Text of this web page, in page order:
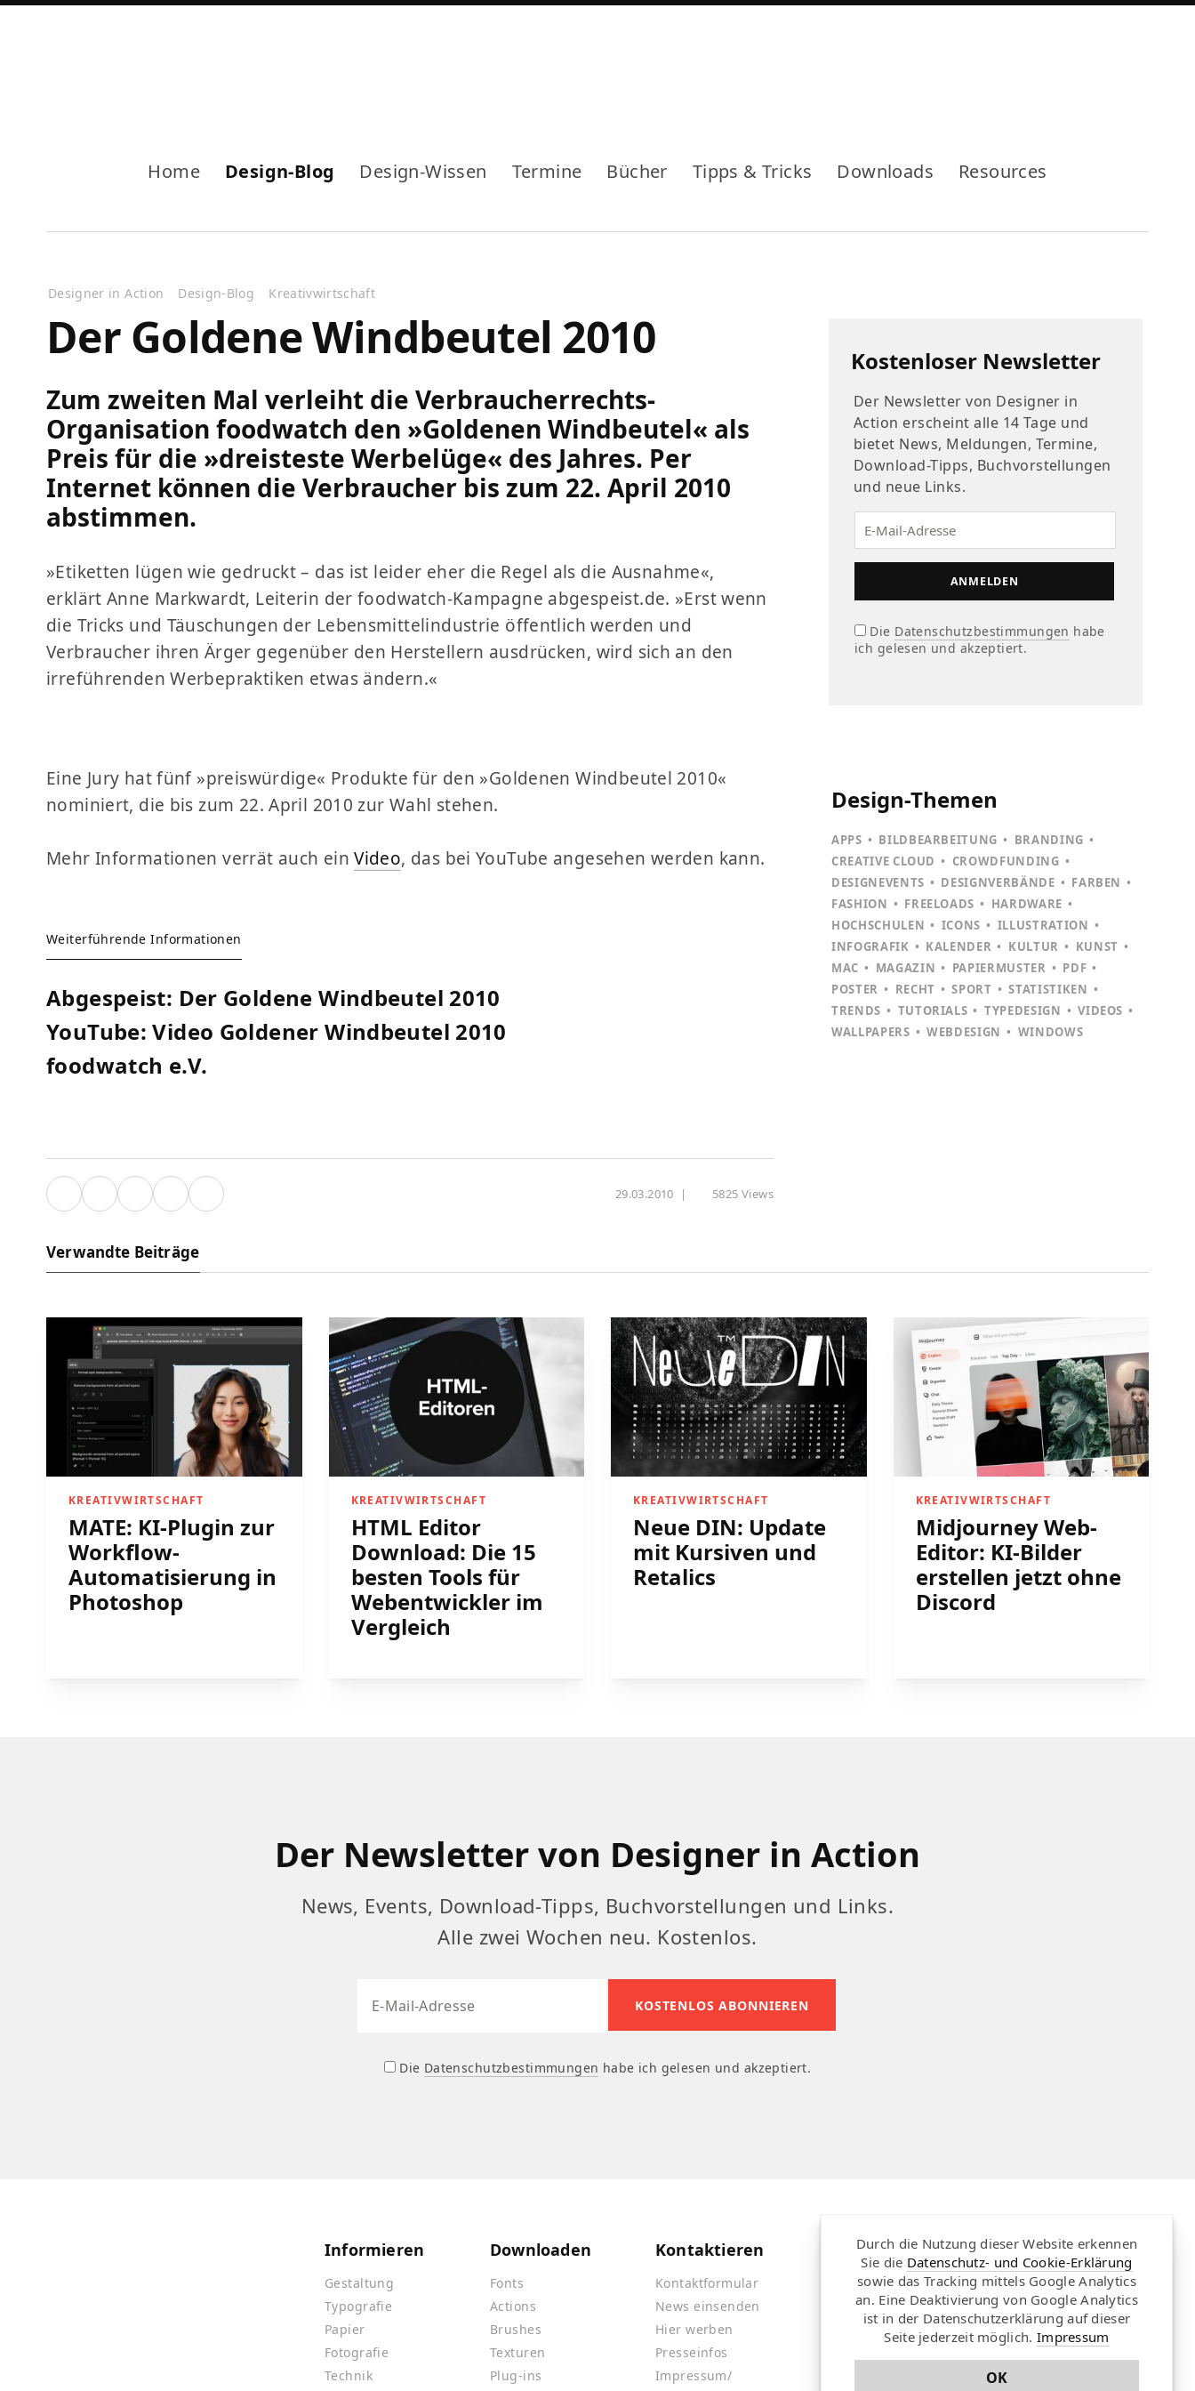
Durch die Nutzung dieser Website erkennen
Sie die Datenschutz- und Cookie-Erklärung
sowie das Tracking mittels Google Analytics
an. Eine Deaktivierung von Google Analytics
ist in der Datenschutzerklärung auf dieser
Seite jederzeit möglich. Impressum
OK
Home Design-Blog Design-Wissen Termine Bücher Tipps & Tricks Downloads Resources
Designer in Action Design-Blog Kreativwirtschaft
Der Goldene Windbeutel 2010
Zum zweiten Mal verleiht die Verbraucherrechts-
Organisation foodwatch den »Goldenen Windbeutel« als
Preis für die »dreisteste Werbelüge« des Jahres. Per
Internet können die Verbraucher bis zum 22. April 2010
abstimmen.
»Etiketten lügen wie gedruckt – das ist leider eher die Regel als die Ausnahme«,
erklärt Anne Markwardt, Leiterin der foodwatch-Kampagne abgespeist.de. »Erst wenn
die Tricks und Täuschungen der Lebensmittelindustrie öffentlich werden und
Verbraucher ihren Ärger gegenüber den Herstellern ausdrücken, wird sich an den
irreführenden Werbepraktiken etwas ändern.«
Eine Jury hat fünf »preiswürdige« Produkte für den »Goldenen Windbeutel 2010«
nominiert, die bis zum 22. April 2010 zur Wahl stehen.
Mehr Informationen verrät auch einVideo, das bei YouTube angesehen werden kann.
Weiterführende Informationen
Abgespeist: Der Goldene Windbeutel 2010
YouTube: Video Goldener Windbeutel 2010
foodwatch e.V.
29.03.2010 | 5825 Views
Kostenloser Newsletter
Der Newsletter von Designer in
Action erscheint alle 14 Tage und
bietet News, Meldungen, Termine,
Download-Tipps, Buchvorstellungen
und neue Links.
Die Datenschutzbestimmungen habe
ich gelesen und akzeptiert.
Design-Themen
APPS BILDBEARBEITUNG
BRANDING
CREATIVE CLOUD
CROWDFUNDING
DESIGNEVENTS
DESIGNVERBÄNDE
FARBEN
FASHION
FREELOADS
HARDWARE
HOCHSCHULEN
ICONS
ILLUSTRATION
INFOGRAFIK
KALENDER KULTUR
KUNST
MAC
MAGAZIN PAPIERMUSTER
PDF
POSTER
RECHT SPORT
STATISTIKEN
TRENDS
TUTORIALS TYPEDESIGN
VIDEOS
WALLPAPERS
WEBDESIGN WINDOWS
Verwandte Beiträge
KREATIVWIRTSCHAFT
MATE: KI-Plugin zur
Workflow-
Automatisierung in
Photoshop
KREATIVWIRTSCHAFT
HTML Editor
Download: Die 15
besten Tools für
Webentwickler im
Vergleich
KREATIVWIRTSCHAFT
Neue DIN: Update
mit Kursiven und
Retalics
KREATIVWIRTSCHAFT
Midjourney Web-
Editor: KI-Bilder
erstellen jetzt ohne
Discord
Der Newsletter von Designer in Action
News, Events, Download-Tipps, Buchvorstellungen und Links.
Alle zwei Wochen neu. Kostenlos.
Die Datenschutzbestimmungen habe ich gelesen und akzeptiert.
Informieren
Gestaltung
Typografie
Papier
Fotografie
Technik
Downloaden
Fonts
Actions
Brushes
Texturen
Plug-ins
Kontaktieren
Kontaktformular
News einsenden
Hier werben
Presseinfos
Impressum/
Folgen
Twitter
Facebook
RSS-Feed
Partnersites
Rullkötter AGD
Jazz for me